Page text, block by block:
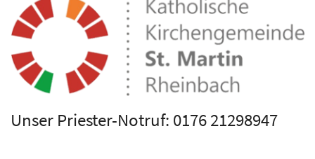
Unser Priester-Notruf: 0176 21298947